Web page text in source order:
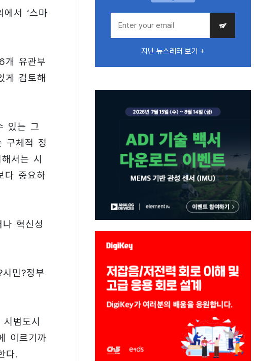
서 ‘스마
개 유관부
게 검토해
있는 그
구체적 정
서는 시
다 중요하
혁신성
민?정부
범도시
이르기까
다.
지난 뉴스레터 보기 +